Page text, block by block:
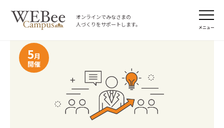
オンラインでみなさまの
人づくりをサポートします。
メニュー
5月
開催